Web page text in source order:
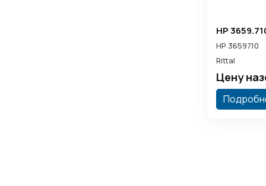
HP
HP 3659710
Rittal
Цену